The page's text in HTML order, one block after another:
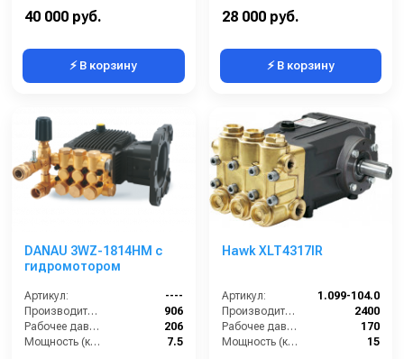
Обороты двигателя (об/мин):
40 000 руб.
⚡ В корзину
Обороты двигателя (об/мин):
28 000 руб.
⚡ В корзину
DANAU 3WZ-1814HM с
гидромотором
Артикул:
----
Производительность (л/ч):
906
Рабочее давление (бар):
206
Мощность (кВт):
7.5
Hawk XLT4317IR
Артикул:
1.099-104.0
Производительность (л/ч):
2400
Рабочее давление (бар):
170
Мощность (кВт):
15